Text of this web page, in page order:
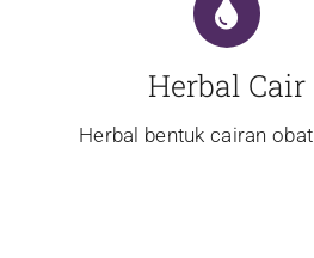
Herbal Cair
Herbal bentuk cairan